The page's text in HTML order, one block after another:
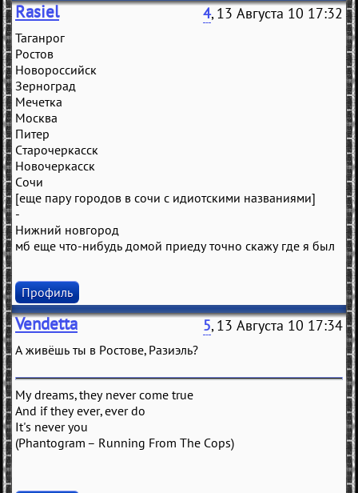
Rasiel 4, 13 Августа 10 17:32
Таганрог
Ростов
Новороссийск
Зерноград
Мечетка
Москва
Питер
Старочеркасск
Новочеркасск
Сочи
[еще пару городов в сочи с идиотскими названиями]
-
Нижний новгород
мб еще что-нибудь домой приеду точно скажу где я был
Профиль
Vendetta 5, 13 Августа 10 17:34
А живёшь ты в Ростове, Разиэль?
My dreams, they never come true
And if they ever, ever do
It's never you
(Phantogram – Running From The Cops)